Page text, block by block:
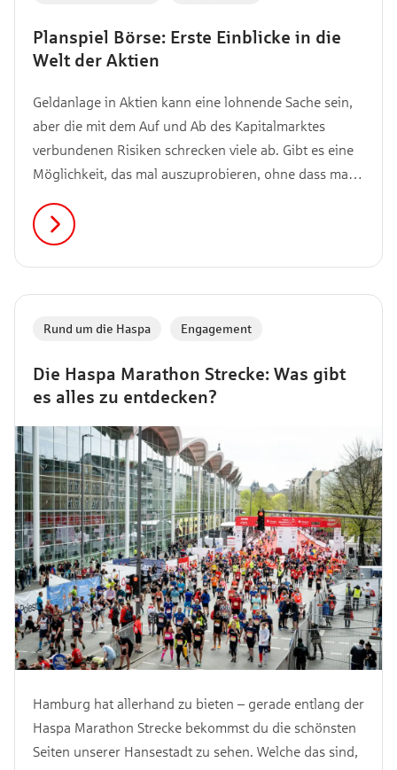
Planspiel Börse: Erste Einblicke in die
Welt der Aktien
Geldanlage in Aktien kann eine lohnende Sache sein,
aber die mit dem Auf und Ab des Kapitalmarktes
verbundenen Risiken schrecken viele ab. Gibt es eine
Möglichkeit, das mal auszuprobieren, ohne dass man
„Planspiel Börse“ teilnehmen. Hier können sie kosten-
und risikofrei lernen und sogar etwas gewinnen.
Die Haspa Marathon Strecke: Was gibt
es alles zu entdecken?
Rund um die Haspa Engagement
Hamburg hat allerhand zu bieten – gerade entlang der
Haspa Marathon Strecke bekommst du die schönsten
Seiten unserer Hansestadt zu sehen. Welche das sind,